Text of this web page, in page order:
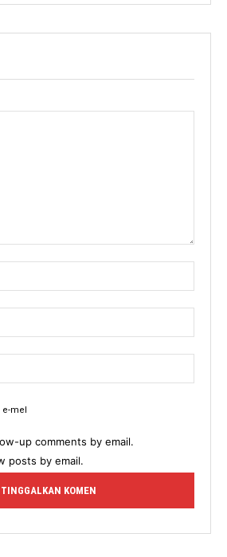
e-mel
up comments by email.
posts by email.